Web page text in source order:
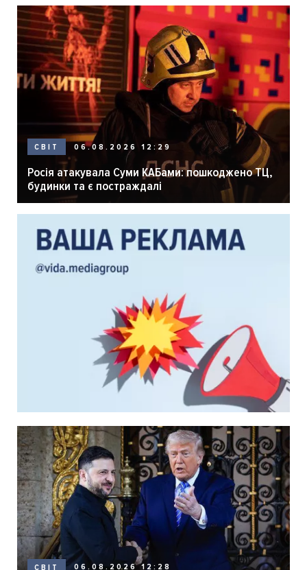
СВІТ 06.08.2026 12:29
Росія атакувала Суми КАБами: пошкоджено ТЦ,
будинки та є постраждалі
СВІТ 06.08.2026 12:28